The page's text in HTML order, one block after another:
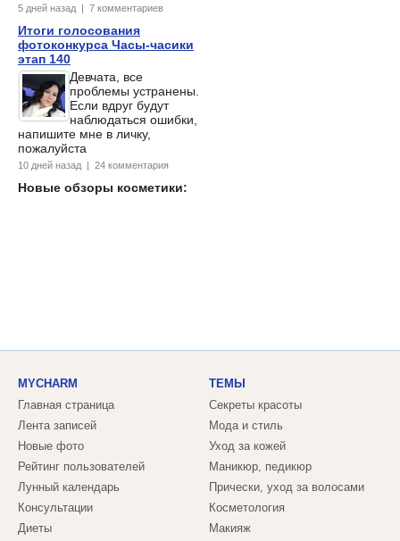
5 дней назад | 7 комментариев
Итоги голосования
фотоконкурса Часы-часики
этап 140
Девчата, все
проблемы устранены.
Если вдруг будут
наблюдаться ошибки,
напишите мне в личку,
пожалуйста
10 дней назад | 24 комментария
Новые обзоры косметики:
MYCHARM
Главная страница
Лента записей
Новые фото
Рейтинг пользователей
Лунный календарь
Консультации
Диеты
ТЕМЫ
Секреты красоты
Мода и стиль
Уход за кожей
Маникюр, педикюр
Прически, уход за волосами
Косметология
Макияж